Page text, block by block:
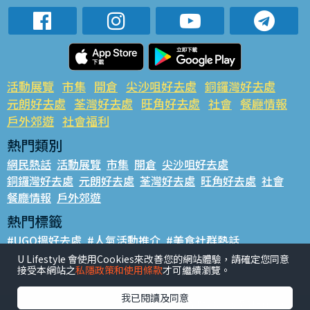
活動展覽 市集 開倉 尖沙咀好去處 銅鑼灣好去處
元朗好去處 荃灣好去處 旺角好去處 社會 餐廳情報
戶外郊遊 社會福利
熱門類別
網民熱話 活動展覽 市集 開倉 尖沙咀好去處
銅鑼灣好去處 元朗好去處 荃灣好去處 旺角好去處 社會
餐廳情報 戶外郊遊
熱門標籤
#UGO搵好去處 #人氣活動推介 #美食社群熱話
#親子玩樂好去處 #ULifestyle應用程式 #限時搶
#UJetso禮物放送 #ULifestyle商戶中心 #著數
香港經濟日報版權所有©2026
U Lifestyle 會使用Cookies來改善您的網站體驗，請確定您同意
接受本網站之私隱政策和使用條款才可繼續瀏覽。
我已閱讀及同意